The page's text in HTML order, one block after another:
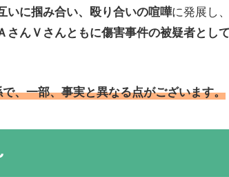
いに掴み合い、殴り合いの喧嘩に発展し
さんＶさんともに傷害事件の被疑者とし
、一部、事実と異なる点がございます。